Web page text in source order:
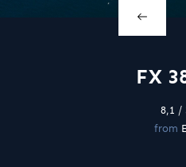
FX
8,1 /
from